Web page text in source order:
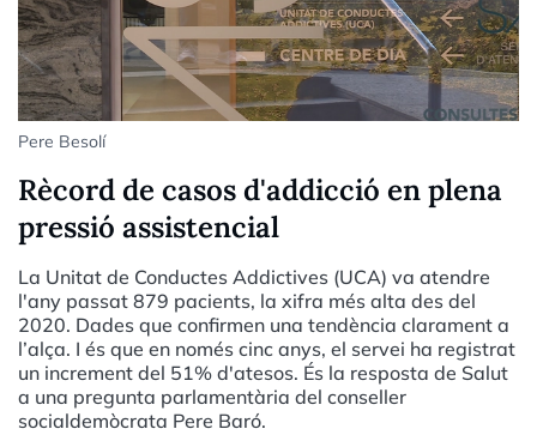
Pere Besolí
Rècord de casos d'addicció en plena
pressió assistencial
La Unitat de Conductes Addictives (UCA) va atendre
l'any passat 879 pacients, la xifra més alta des del
2020. Dades que confirmen una tendència clarament a
l’alça. I és que en només cinc anys, el servei ha registrat
un increment del 51% d'atesos. És la resposta de Salut
a una pregunta parlamentària del conseller
socialdemòcrata Pere Baró.